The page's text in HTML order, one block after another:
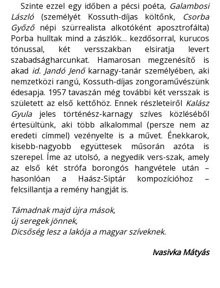
Szinte ezzel egy időben a pécsi poéta, Galambosi
László (személyét Kossuth-díjas költőnk,
Csorba
Győzőnépi szürrealista alkotóként aposztrofálta)
Porba hulltak mind a zászlók… kezdősorral, kurucos
tónussal, két versszakban elsiratja levert
szabadságharcunkat. Hamarosan megzenésítő is
akad id. Jandó Jenőkarnagy-tanár személyében, aki
nemzetközi rangú, Kossuth-díjas zongoraművészünk
édesapja. 1957 tavaszán még további két versszak is
született az első kettőhöz. Ennek részleteiről Kalász
Gyulajeles történész-karnagy szíves közléséből
értesültünk, aki több alkalommal (persze nem az
eredeti címmel) vezényelte is a művet. Énekkarok,
kisebb-nagyobb együttesek műsorán azóta is
szerepel. Íme az utolsó, a negyedik vers-szak, amely
az első két strófa borongós hangvétele után –
hasonlóan a Haász-Siptár kompozícióhoz –
felcsillantja a remény hangját is.
Támadnak majd újra mások,
új seregek jönnek,
Dicsőség lesz a lakója a magyar szíveknek.
Ivasivka Mátyás